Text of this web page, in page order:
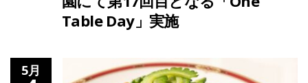
Table Day」実施
5月